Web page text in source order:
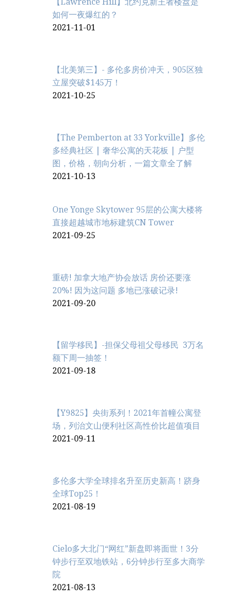
如何一夜爆红的？
2021-11-01
【北美第三】- 多伦多房价冲天，905区独
立屋突破$145万！
2021-10-25
【The Pemberton at 33 Yorkville】多伦
多经典社区 | 奢华公寓的天花板 | 户型
图，价格，朝向分析，一篇文章全了解
2021-10-13
One Yonge Skytower 95层的公寓大楼将
直接超越城市地标建筑CN Tower
2021-09-25
重磅! 加拿大地产协会放话 房价还要涨
20%! 因为这问题 多地已涨破记录!
2021-09-20
【留学移民】-担保父母祖父母移民 3万名
额下周一抽签！
2021-09-18
【Y9825】央街系列！2021年首幢公寓登
场，列治文山便利社区高性价比超值项目
2021-09-11
多伦多大学全球排名升至历史新高！跻身
全球Top25！
2021-08-19
Cielo多大北门“网红”新盘即将面世！3分
钟步行至双地铁站，6分钟步行至多大商学
院
2021-08-13